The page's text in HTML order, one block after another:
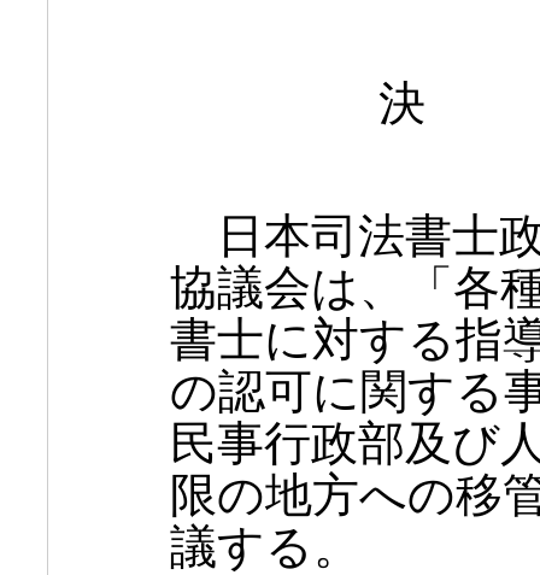
日本司法書士
協議会は、「各
書士に対する指
の認可に関する
民事行政部及び
限の地方への移
議する。